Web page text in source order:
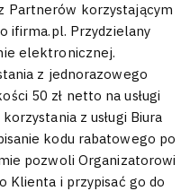
Partnerów korzystającym
ifirma.pl. Przydzielany
elektronicznej.
z jednorazowego
50 zł netto na usługi
z usługi Biura
kodu rabatowego po
pozwoli Organizatorowi
Klienta i przypisać go do